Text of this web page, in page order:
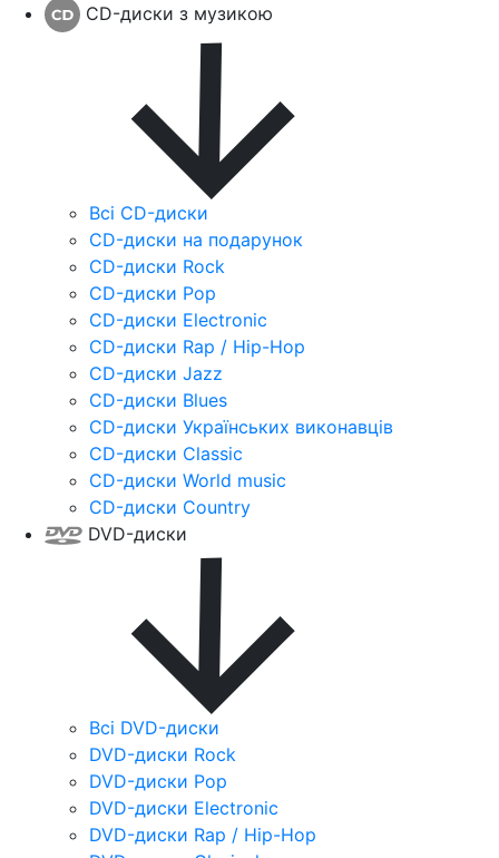
CD-диски з музикою
Всі CD-диски
CD-диски на подарунок
CD-диски Rock
CD-диски Pop
CD-диски Electronic
CD-диски Rap / Hip-Hop
CD-диски Jazz
CD-диски Blues
CD-диски Українських виконавців
CD-диски Classic
CD-диски World music
CD-диски Country
DVD-диски
Всі DVD-диски
DVD-диски Rock
DVD-диски Pop
DVD-диски Electronic
DVD-диски Rap / Hip-Hop